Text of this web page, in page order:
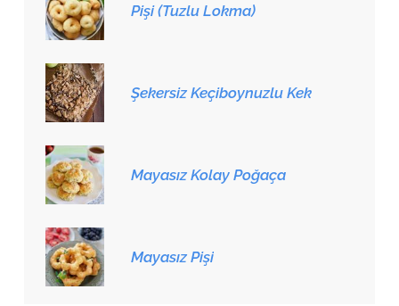
Pişi (Tuzlu Lokma)
Şekersiz Keçiboynuzlu Kek
Mayasız Kolay Poğaça
Mayasız Pişi